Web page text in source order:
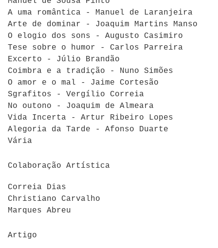
A uma romântica - Manuel de Laranjeira
Arte de dominar - Joaquim Martins Manso
O elogio dos sons - Augusto Casimiro
Tese sobre o humor - Carlos Parreira
Excerto - Júlio Brandão
Coimbra e a tradição - Nuno Simões
O amor e o mal - Jaime Cortesão
Sgrafitos - Vergílio Correia
No outono - Joaquim de Almeara
Vida Incerta - Artur Ribeiro Lopes
Alegoria da Tarde - Afonso Duarte
Vária
Colaboração Artística
Correia Dias
Christiano Carvalho
Marques Abreu
Artigo